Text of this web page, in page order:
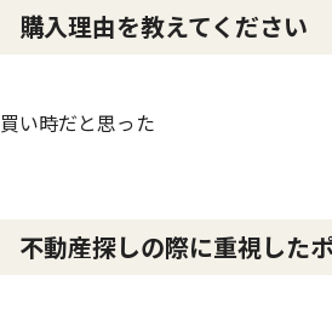
購入理由を教えてください
買い時だと思った
不動産探しの際に重視した